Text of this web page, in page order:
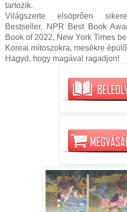
tartozik.
Világszerte elsöprően
Bestseller, NPR Best Book
Book of 2022, New York Times
Koreai mítoszokra, mesékre
Hagyd, hogy magával ragadjon!